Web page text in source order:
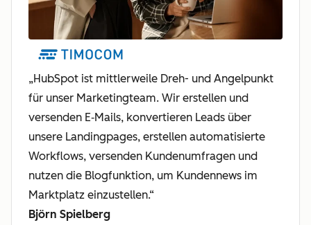
„HubSpot ist mittlerweile Dreh- und Angelpunkt
für unser Marketingteam. Wir erstellen und
versenden E‑Mails, konvertieren Leads über
unsere Landingpages, erstellen automatisierte
Workflows, versenden Kundenumfragen und
nutzen die Blogfunktion, um Kundennews im
Marktplatz einzustellen.“
Björn Spielberg